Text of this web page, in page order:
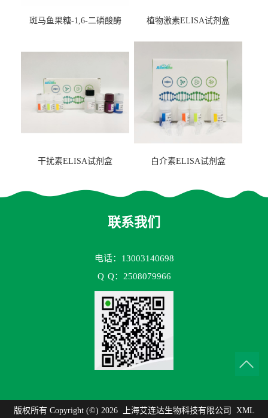
斑马鱼果糖-1,6-二磷酸酶
盒
植物激素ELISA试剂盒
干扰素ELISA试剂盒 白介素ELISA试剂盒
联系我们
电话：13003140698
Q Q：2508079966
版权所有 Copyright (©) 2026 上海艾连达生物科技有限公司 XML